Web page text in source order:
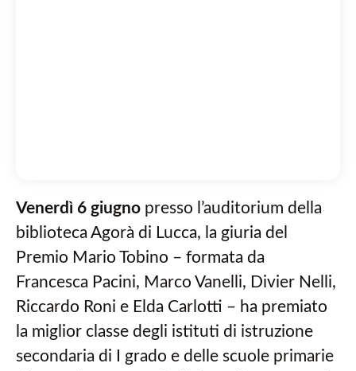
Venerdì 6 giugno presso l’auditorium della
biblioteca Agorà di Lucca, la giuria del
Premio Mario Tobino – formata da
Francesca Pacini, Marco Vanelli, Divier Nelli,
Riccardo Roni e Elda Carlotti – ha premiato
la miglior classe degli istituti di istruzione
secondaria di I grado e delle scuole primarie